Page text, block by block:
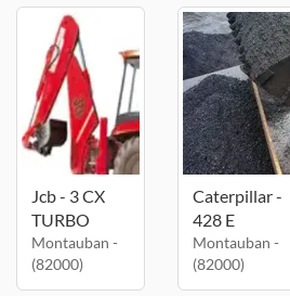
Jcb - 3 CX
TURBO
Montauban -
(82000)
Caterpillar -
428 E
Montauban -
(82000)